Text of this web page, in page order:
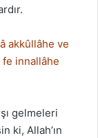
akkûllâhe ve
fe innallâhe
gelmeleri
ki, Allah’ın